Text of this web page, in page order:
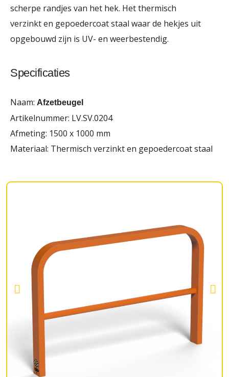
scherpe randjes van het hek. Het thermisch
verzinkt en gepoedercoat staal waar de hekjes uit
opgebouwd zijn is UV- en weerbestendig.
Specificaties
Naam: Afzetbeugel
Artikelnummer: LV.SV.0204
Afmeting: 1500 x 1000 mm
Materiaal: Thermisch verzinkt en gepoedercoat staal